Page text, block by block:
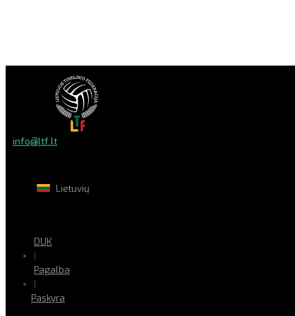
info@ltf.lt
Lietuvių
DUK
|
Pagalba
|
Paskyra